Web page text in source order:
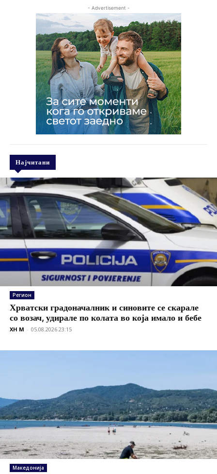
- Advertisement -
Најчитани
Регион
Хрватски градоначалник и синовите се скарале
со возач, удирале по колата во која имало и бебе
XH M - 05.08.2026 23:15
Македонија